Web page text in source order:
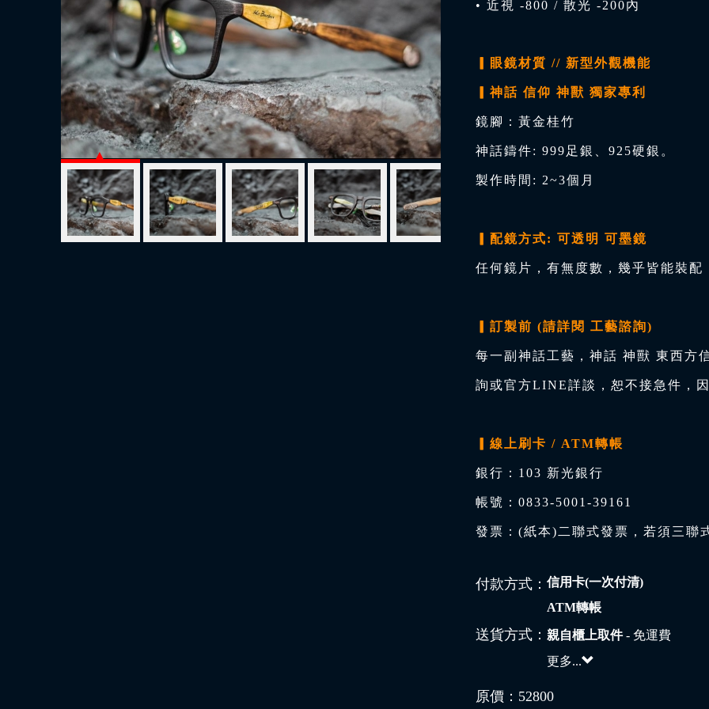
• 近視 -800 / 散光 -200內
▎眼鏡材質 // 新型外觀機能
▎神話 信仰 神獸 獨家專利
鏡腳：黃金桂竹
神話鑄件: 999足銀、925硬銀。
製作時間: 2~3個月
▎配鏡方式: 可透明 可墨鏡
任何鏡片，有無度數，幾乎皆能裝
▎訂製前 (請詳閱 工藝諮詢)
每一副神話工藝，神話 神獸 東西方
詢或官方LINE詳談，恕不接急件，
▎線上刷卡 / ATM轉帳
銀行：103 新光銀行
帳號：0833-5001-39161
發票：(紙本)二聯式發票，若須三聯
付款方式：信用卡(一次付清)
ATM轉帳
送貨方式：親自櫃上取件- 免運費
更多...
原價： 52800